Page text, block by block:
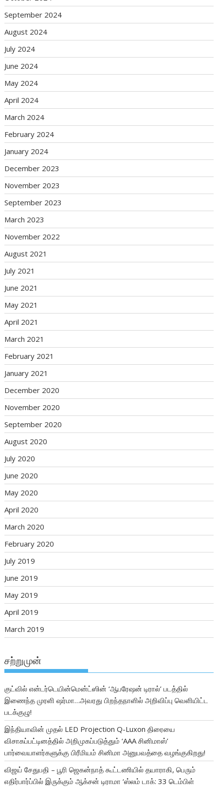
September 2024
August 2024
July 2024
June 2024
May 2024
April 2024
March 2024
February 2024
January 2024
December 2023
November 2023
September 2023
March 2023
November 2022
August 2021
July 2021
June 2021
May 2021
April 2021
March 2021
February 2021
January 2021
December 2020
November 2020
September 2020
August 2020
July 2020
June 2020
May 2020
April 2020
March 2020
February 2020
July 2019
June 2019
May 2019
April 2019
March 2019
சற்றுமுன்
குட்வில் என்டர்டெயின்மென்ட்ஸின் ‘ஆபரேஷன் டிரால்’ படத்தில்
இணைந்த முரளி ஷர்மா…அவரது பிறந்தநாளில் அறிவிப்பு வெளியிட்ட
படக்குழு!
இந்தியாவின் முதல் LED Projection Q-Luxon திரையை
விசாகப்பட்டினத்தில் அறிமுகப்படுத்தும் ‘AAA சினிமாஸ்’
பார்வையாளர்களுக்கு பிரீமியம் சினிமா அனுபவத்தை வழங்குகிறது!
விஜய் சேதுபதி – பூரி ஜெகன்நாத் கூட்டணியில் தயாராகி, பெரும்
எதிர்பார்ப்பில் இருக்கும் ஆக்சன் டிராமா ‘ஸ்லம் டாக்: 33 டெம்பிள்